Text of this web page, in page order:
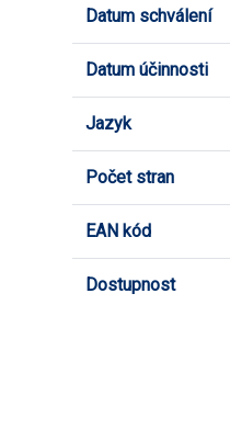
Datum schválení
Datum účinnosti
Jazyk
Počet stran
EAN kód
Dostupnost